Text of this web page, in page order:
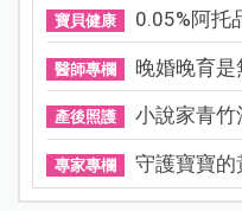
寶貝健康 0.05%阿托
醫師專欄 晚婚晚育是
產後照護 小說家青竹
專家專欄 守護寶寶的